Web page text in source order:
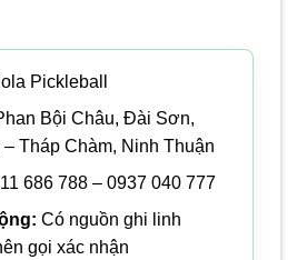
Pickleball
Bội Châu, Đài Sơn,
– Tháp Chàm, Ninh Thuận
686 788 – 0937 040 777
Có nguồn ghi linh
gọi xác nhận